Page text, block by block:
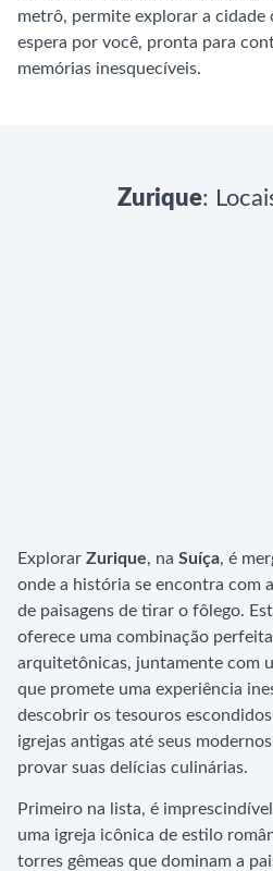
metrô, permite explorar a cidade
espera por você, pronta para
memórias inesquecíveis.
Zurique:
Explorar Zurique, na Suíça, é
onde a história se encontra com
de paisagens de tirar o fôlego.
oferece uma combinação
arquitetônicas, juntamente com
que promete uma experiência
descobrir os tesouros
igrejas antigas até seus
provar suas delícias culinárias.
Primeiro na lista, é
uma igreja icônica de estilo
torres gêmeas que dominam a